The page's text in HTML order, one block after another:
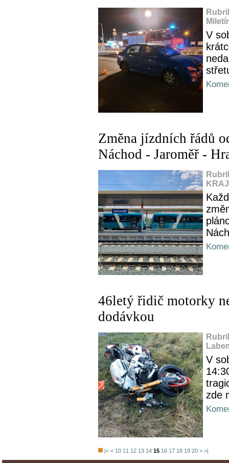
V
Změna jízdních řádů
Náchod - Jaroměř -
46letý řidič motorky
dodávkou
V
zde
|< < 10 11 12 13 14 15 16 17 18 19 20 > >|